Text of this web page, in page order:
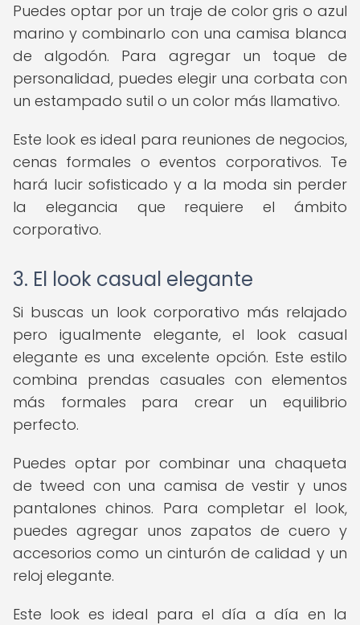
Puedes optar por un traje de color gris o azul
marino y combinarlo con una camisa blanca
de algodón. Para agregar un toque de
personalidad, puedes elegir una corbata con
un estampado sutil o un color más llamativo.
Este look es ideal para reuniones de negocios,
cenas formales o eventos corporativos. Te
hará lucir sofisticado y a la moda sin perder
la elegancia que requiere el ámbito
corporativo.
3. El look casual elegante
Si buscas un look corporativo más relajado
pero igualmente elegante, el look casual
elegante es una excelente opción. Este estilo
combina prendas casuales con elementos
más formales para crear un equilibrio
perfecto.
Puedes optar por combinar una chaqueta
de tweed con una camisa de vestir y unos
pantalones chinos. Para completar el look,
puedes agregar unos zapatos de cuero y
accesorios como un cinturón de calidad y un
reloj elegante.
Este look es ideal para el día a día en la